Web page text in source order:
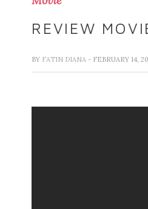
REVIEW
BY FATIN DIANA - FEBRUARY 14,